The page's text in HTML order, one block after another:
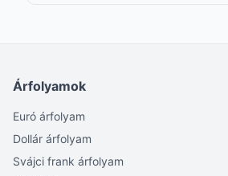
Árfolyamok
Euró árfolyam
Dollár árfolyam
Svájci frank árfolyam